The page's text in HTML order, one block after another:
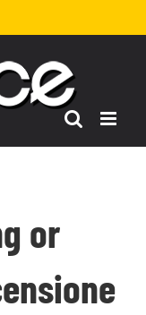
or